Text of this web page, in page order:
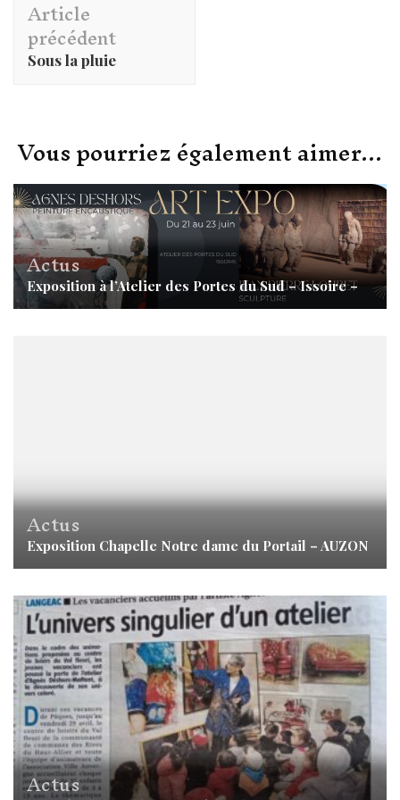
d'article
Article
précédent
Sous la pluie
Vous pourriez également aimer...
Actus
Exposition à l’Atelier des Portes du Sud – Issoire –
Actus
Exposition Chapelle Notre dame du Portail – AUZON
Actus